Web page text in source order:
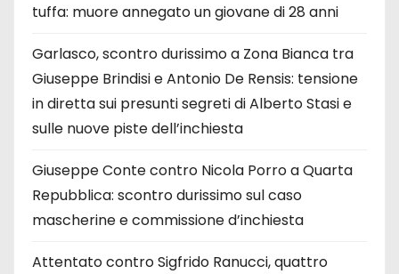
tuffa: muore annegato un giovane di 28 anni
Garlasco, scontro durissimo a Zona Bianca tra
Giuseppe Brindisi e Antonio De Rensis: tensione
in diretta sui presunti segreti di Alberto Stasi e
sulle nuove piste dell’inchiesta
Giuseppe Conte contro Nicola Porro a Quarta
Repubblica: scontro durissimo sul caso
mascherine e commissione d’inchiesta
Attentato contro Sigfrido Ranucci, quattro